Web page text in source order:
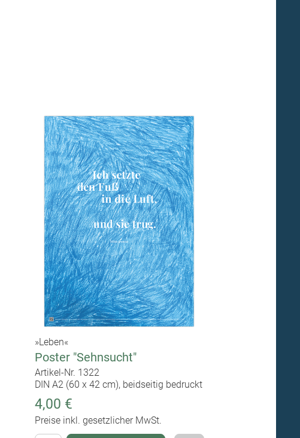
sie aktiv die Hand ausstreckt - sei es
wurde, wieviel Mut denn eine Person
dass man drei Arten von Mut benötige:
beim Namen zu nennen. Und drittens
Arten von Mut sollten sich nicht nur
jeder und jede von uns. Denn jede
der Welt zu verändern.
»Leben«
Poster "Sehnsucht"
Artikel-Nr. 1322
DIN A2 (60 x 42 cm), beidseitig bedruckt
4,00 €
Preise inkl. gesetzlicher MwSt.